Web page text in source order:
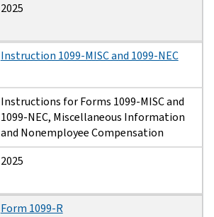
2025
Instruction 1099-MISC and 1099-NEC
Instructions for Forms 1099-MISC and
1099-NEC, Miscellaneous Information
and Nonemployee Compensation
2025
Form 1099-R